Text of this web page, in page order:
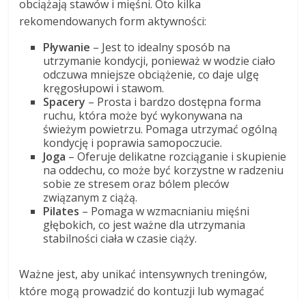
obciążają stawów i mięśni. Oto kilka
rekomendowanych form aktywności:
Pływanie – Jest to idealny sposób na
utrzymanie kondycji, ponieważ w wodzie ciało
odczuwa mniejsze obciążenie, co daje ulgę
kręgosłupowi i stawom.
Spacery – Prosta i bardzo dostępna forma
ruchu, która może być wykonywana na
świeżym powietrzu. Pomaga utrzymać ogólną
kondycję i poprawia samopoczucie.
Joga – Oferuje delikatne rozciąganie i skupienie
na oddechu, co może być korzystne w radzeniu
sobie ze stresem oraz bólem pleców
związanym z ciążą.
Pilates – Pomaga w wzmacnianiu mięśni
głębokich, co jest ważne dla utrzymania
stabilności ciała w czasie ciąży.
Ważne jest, aby unikać intensywnych treningów,
które mogą prowadzić do kontuzji lub wymagać